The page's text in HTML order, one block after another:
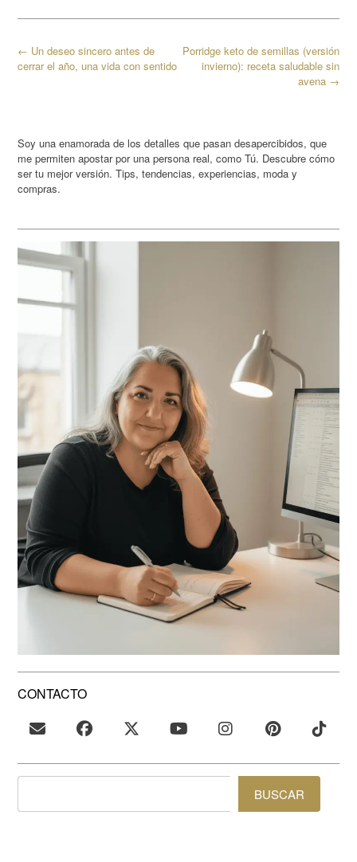
Navegación
de
Porridge keto de semillas (versión
invierno): receta saludable sin
avena →
← Un deseo sincero antes de
cerrar el año, una vida con sentido
Soy una enamorada de los detalles que pasan desapercibidos, que
me permiten apostar por una persona real, como Tú. Descubre cómo
ser tu mejor versión. Tips, tendencias, experiencias, moda y
compras.
CONTACTO
BUSCAR